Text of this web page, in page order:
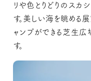
リや色とりどりのスカ
す。美しい海を眺める
ャンプができる芝生広
す。